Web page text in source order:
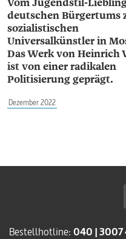
Vom Jugendstil-
deutschen Bürgertums
sozialistischen
Universalkünstler in
Das Werk von ­Heinrich
ist von einer radikalen
Politisierung geprägt.
Dezember 2022
Bestellhotline: 040 |